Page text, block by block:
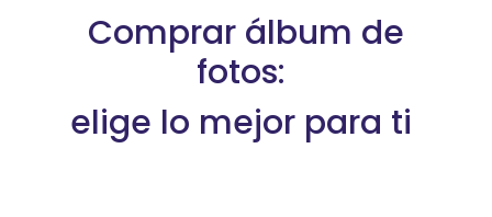
Comprar álbum de
fotos:
elige lo mejor para ti